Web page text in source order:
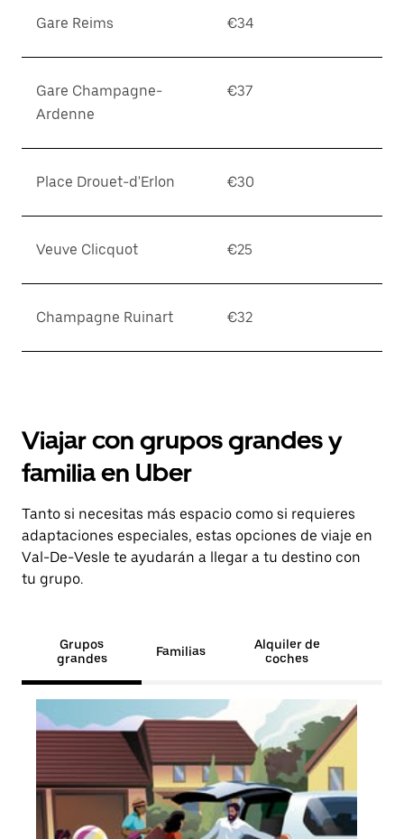
Gare Reims €34
Gare Champagne-
Ardenne
€37
Place Drouet-d'Erlon €30
Veuve Clicquot €25
Champagne Ruinart €32
Viajar con grupos grandes y
familia en Uber
Tanto si necesitas más espacio como si requieres
adaptaciones especiales, estas opciones de viaje en
Val-De-Vesle te ayudarán a llegar a tu destino con
tu grupo.
Grupos
grandes
Familias
Alquiler de
coches